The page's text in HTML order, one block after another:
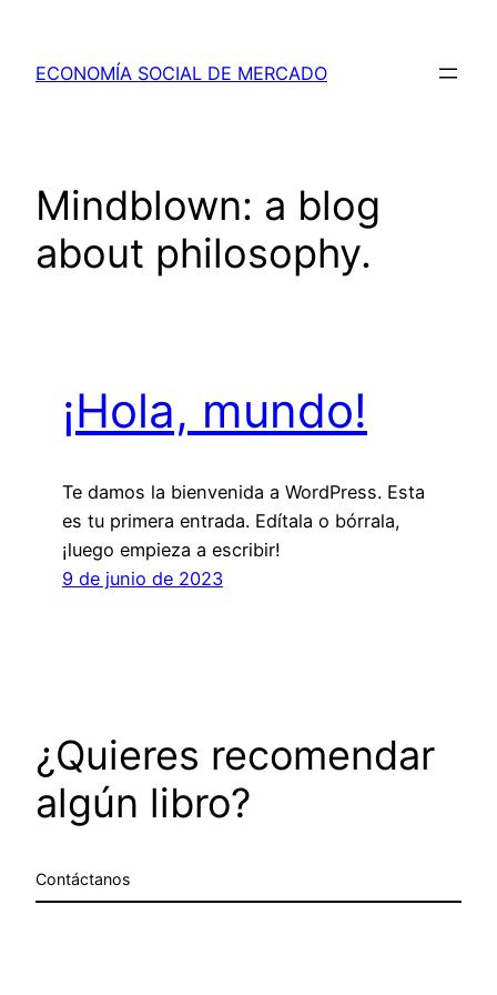
contenido
ECONOMÍA SOCIAL DE MERCADO
Mindblown: a blog
about philosophy.
¡Hola, mundo!
Te damos la bienvenida a WordPress. Esta
es tu primera entrada. Edítala o bórrala,
¡luego empieza a escribir!
9 de junio de 2023
¿Quieres recomendar
algún libro?
Contáctanos